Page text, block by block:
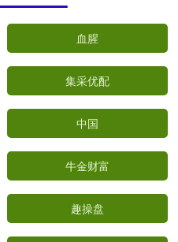
血腥
集采优配
中国
牛金财富
趣操盘